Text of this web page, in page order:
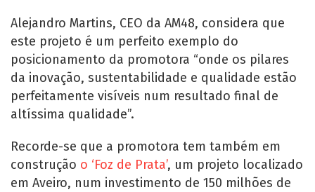
Alejandro Martins, CEO da AM48, considera que
este projeto é um perfeito exemplo do
posicionamento da promotora “onde os pilares
da inovação, sustentabilidade e qualidade estão
perfeitamente visíveis num resultado final de
altíssima qualidade”.
Recorde-se que a promotora tem também em
construção o ‘Foz de Prata’, um projeto localizado
em Aveiro, num investimento de 150 milhões de